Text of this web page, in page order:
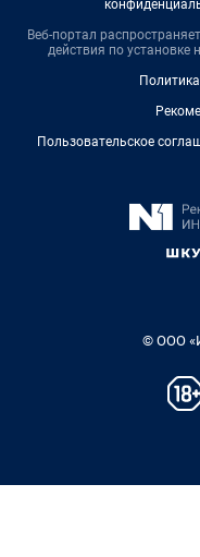
Веб-портал
действия по установке
Пользовательское
© ООО